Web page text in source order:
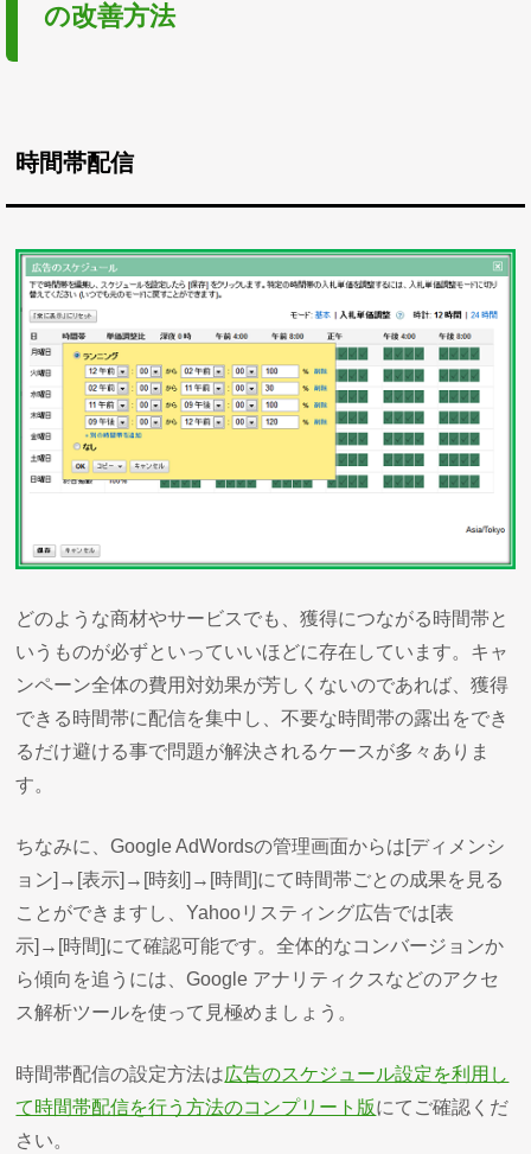
の改善方法
時間帯配信
どのような商材やサービスでも、獲得につながる時間帯と
いうものが必ずといっていいほどに存在しています。キャ
ンペーン全体の費用対効果が芳しくないのであれば、獲得
できる時間帯に配信を集中し、不要な時間帯の露出をでき
るだけ避ける事で問題が解決されるケースが多々ありま
す。
ちなみに、Google AdWordsの管理画面からは[ディメンシ
ョン]→[表示]→[時刻]→[時間]にて時間帯ごとの成果を見る
ことができますし、Yahooリスティング広告では[表
示]→[時間]にて確認可能です。全体的なコンバージョンか
ら傾向を追うには、Google アナリティクスなどのアクセ
ス解析ツールを使って見極めましょう。
時間帯配信の設定方法は広告のスケジュール設定を利用し
て時間帯配信を行う方法のコンプリート版にてご確認くだ
さい。